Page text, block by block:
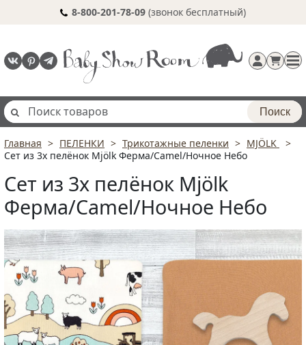
8-800-201-78-09 (звонок бесплатный)
Регистрация
Поиск
Главная ПЕЛЕНКИ Трикотажные пеленки
MJÖLK
Сет из 3х пелёнок Mjölk Ферма/Camel/Ночное Небо
Сет из 3х пелёнок Mjölk
Ферма/Camel/Ночное Небо